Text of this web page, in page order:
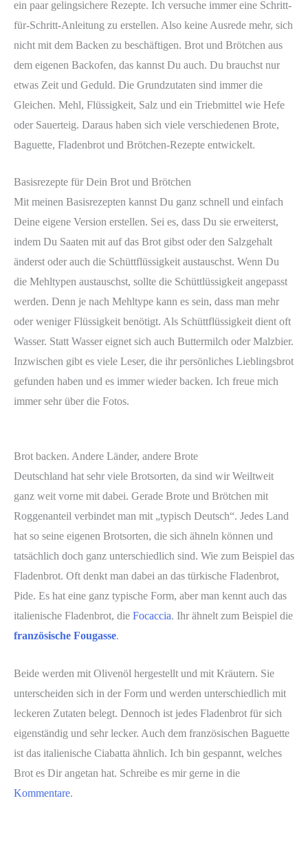
ein paar gelingsichere Rezepte. Ich versuche immer eine Schritt-
für-Schritt-Anleitung zu erstellen. Also keine Ausrede mehr, sich
nicht mit dem Backen zu beschäftigen. Brot und Brötchen aus
dem eigenen Backofen, das kannst Du auch. Du brauchst nur
etwas Zeit und Geduld. Die Grundzutaten sind immer die
Gleichen. Mehl, Flüssigkeit, Salz und ein Triebmittel wie Hefe
oder Sauerteig. Daraus haben sich viele verschiedenen Brote,
Baguette, Fladenbrot und Brötchen-Rezepte entwickelt.
Basisrezepte für Dein Brot und Brötchen
Mit meinen Basisrezepten kannst Du ganz schnell und einfach
Deine eigene Version erstellen. Sei es, dass Du sie erweiterst,
indem Du Saaten mit auf das Brot gibst oder den Salzgehalt
änderst oder auch die Schüttflüssigkeit austauschst. Wenn Du
die Mehltypen austauschst, sollte die Schüttlüssigkeit angepasst
werden. Denn je nach Mehltype kann es sein, dass man mehr
oder weniger Flüssigkeit benötigt. Als Schüttflüssigkeit dient oft
Wasser. Statt Wasser eignet sich auch Buttermilch oder Malzbier.
Inzwischen gibt es viele Leser, die ihr persönliches Lieblingsbrot
gefunden haben und es immer wieder backen. Ich freue mich
immer sehr über die Fotos.
Brot backen. Andere Länder, andere Brote
Deutschland hat sehr viele Brotsorten, da sind wir Weiltweit
ganz weit vorne mit dabei. Gerade Brote und Brötchen mit
Roggenanteil verbindet man mit „typisch Deutsch“. Jedes Land
hat so seine eigenen Brotsorten, die sich ähneln können und
tatsächlich doch ganz unterschiedlich sind. Wie zum Beispiel das
Fladenbrot. Oft denkt man dabei an das türkische Fladenbrot,
Pide. Es hat eine ganz typische Form, aber man kennt auch das
italienische Fladenbrot, die Focaccia. Ihr ähnelt zum Beispiel die
französische Fougasse.
Beide werden mit Olivenöl hergestellt und mit Kräutern. Sie
unterscheiden sich in der Form und werden unterschiedlich mit
leckeren Zutaten belegt. Dennoch ist jedes Fladenbrot für sich
eigenständig und sehr lecker. Auch dem französischen Baguette
ist das italienische Ciabatta ähnlich. Ich bin gespannt, welches
Brot es Dir angetan hat. Schreibe es mir gerne in die
Kommentare.